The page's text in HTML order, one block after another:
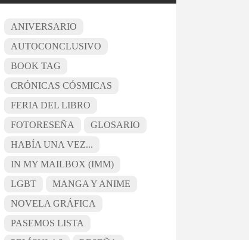
ANIVERSARIO
AUTOCONCLUSIVO
BOOK TAG
CRÓNICAS CÓSMICAS
FERIA DEL LIBRO
FOTORESEÑA
GLOSARIO
HABÍA UNA VEZ...
IN MY MAILBOX (IMM)
LGBT
MANGA Y ANIME
NOVELA GRÁFICA
PASEMOS LISTA